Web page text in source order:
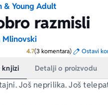
& Young Adult
razmisli
Mlinovski
4.7Prosecna ocena je 4.7 od 5
(3 komentara) Ostavi
knjizi Detalji o proizvodu
Još neprilika. Još